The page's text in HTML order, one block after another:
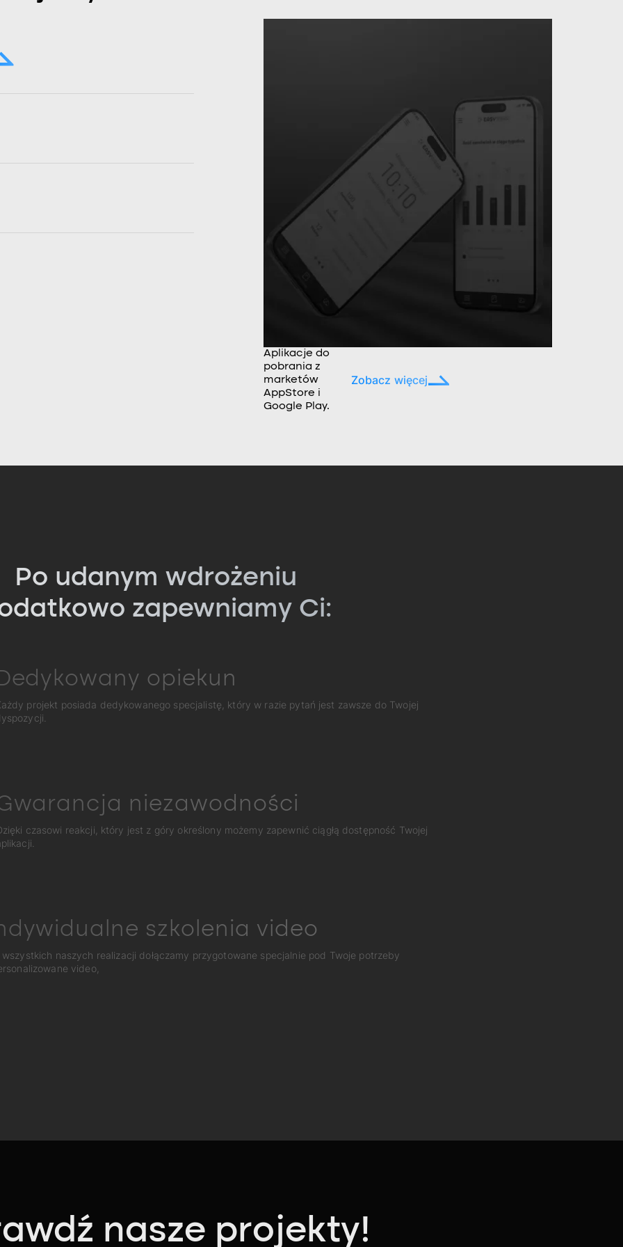
Aplikacje do
pobrania z
marketów
AppStore i
Google Play.
Zobacz więcej
Po udanym wdrożeniu
zapewniamy Ci:
opiekun
projekt posiada dedykowanego specjalistę, który w razie pytań jest zawsze do Twojej
niezawodności
czasowi reakcji, który jest z góry określony możemy zapewnić ciągłą dostępność Twojej
szkolenia video
wszystkich naszych realizacji dołączamy przygotowane specjalnie pod Twoje potrzeby
video,
nasze projekty!